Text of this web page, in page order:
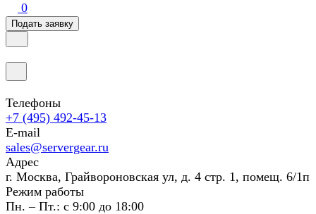
0
Подать заявку
Телефоны
+7 (495) 492-45-13
E-mail
sales@servergear.ru
Адрес
г. Москва, Грайвороновская ул, д. 4 стр. 1, помещ. 6/1п
Режим работы
Пн. – Пт.: с 9:00 до 18:00